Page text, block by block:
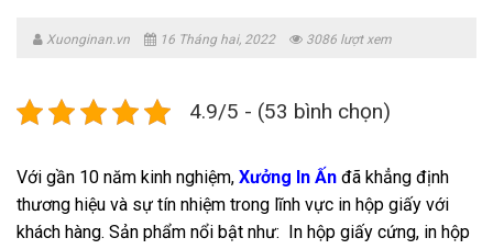
Xuonginan.vn 16 Tháng hai, 2022 3086 lượt xem
4.9/5 - (53 bình chọn)
Với gần 10 năm kinh nghiệm, Xưởng In Ấn đã khẳng định
thương hiệu và sự tín nhiệm trong lĩnh vực in hộp giấy với
khách hàng. Sản phẩm nổi bật như: In hộp giấy cứng, in hộp